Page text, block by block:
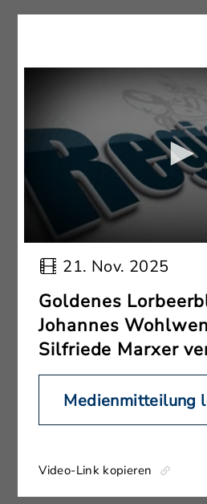
21. Nov. 2025
Goldenes
Johannes
Silfriede Marxer
Medienmitteilung
Video-Link kopieren